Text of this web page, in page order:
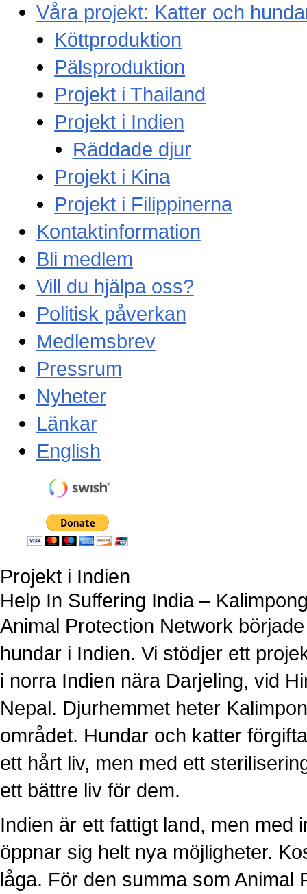
Våra projekt: Katter och
Köttproduktion
Pälsproduktion
Projekt i Thailand
Projekt i Indien
Räddade djur
Projekt i Kina
Projekt i Filippinerna
Kontaktinformation
Bli medlem
Vill du hjälpa oss?
Politisk påverkan
Medlemsbrev
Pressrum
Nyheter
Länkar
English
Projekt i Indien
Help In Suffering India –
Animal Protection Network
hundar i Indien. Vi stödjer ett
i norra Indien nära Darjeling, vid
Nepal. Djurhemmet heter
området. Hundar och katter
ett hårt liv, men med ett
ett bättre liv för dem.
Indien är ett fattigt land, men med
öppnar sig helt nya möjligheter.
låga. För den summa som